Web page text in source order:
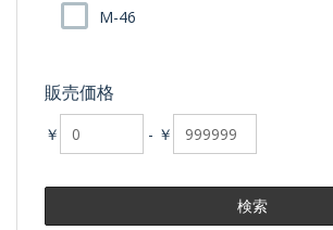
M-46
販売価格
￥ - ￥